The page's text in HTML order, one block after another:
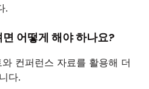
.
어떻게 해야 하나요?
컨퍼런스 자료를 활용해 더
다.